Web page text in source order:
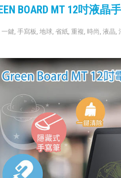
BOARD MT 12吋液
一鍵, 手寫板, 地球, 省紙, 重複, 時尚, 液晶,